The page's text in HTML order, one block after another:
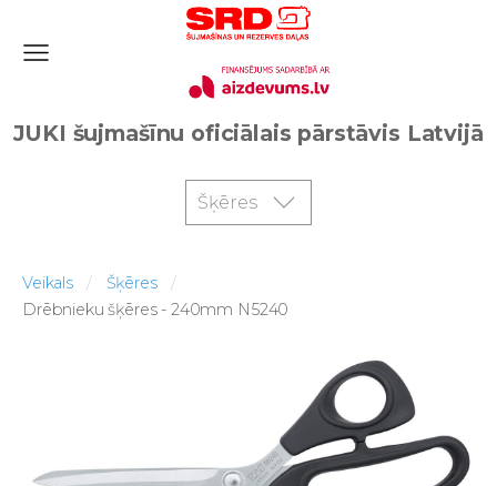
JUKI šujmašīnu oficiālais pārstāvis Latvijā
Šķēres
Veikals
Šķēres
Drēbnieku šķēres - 240mm N5240